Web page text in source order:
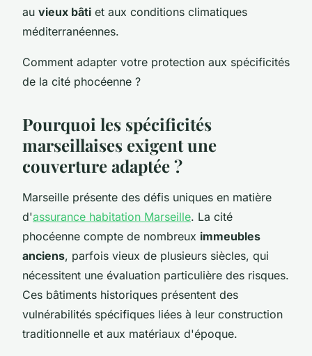
au vieux bâti et aux conditions climatiques
méditerranéennes.
Comment adapter votre protection aux spécificités
de la cité phocéenne ?
Pourquoi les spécificités
marseillaises exigent une
couverture adaptée ?
Marseille présente des défis uniques en matière
d'assurance habitation Marseille. La cité
phocéenne compte de nombreux immeubles
anciens, parfois vieux de plusieurs siècles, qui
nécessitent une évaluation particulière des risques.
Ces bâtiments historiques présentent des
vulnérabilités spécifiques liées à leur construction
traditionnelle et aux matériaux d'époque.